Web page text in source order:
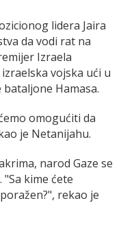
lidera Jaira
da vodi rat na
Izraela
vojska ući u
Hamasa.
omogućiti da
je Netanijahu.
narod Gaze se
kime ćete
rekao je